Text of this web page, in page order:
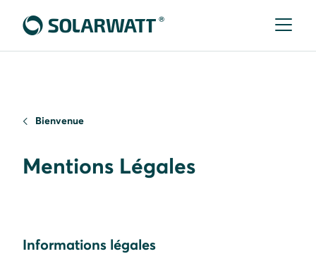
Bienvenue
Mentions Légales
Informations légales